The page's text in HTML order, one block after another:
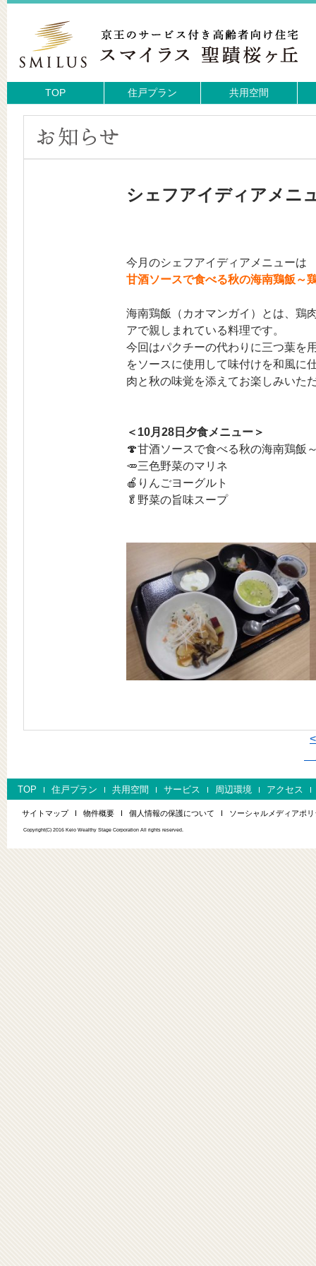
TOP 住戸プラン 共用空間
シェフアイディアメニ
今月のシェフアイディアメニューは
甘酒ソースで食べる秋の海南鶏飯～
海南鶏飯（カオマンガイ）とは、鶏
アで親しまれている料理です。
今回はパクチーの代わりに三つ葉を
をソースに使用して味付けを和風に
肉と秋の味覚を添えてお楽しみいた
＜10月28日夕食メニュー＞
🍄甘酒ソースで食べる秋の海南鶏飯
🥕三色野菜のマリネ
🍎りんごヨーグルト
🥬野菜の旨味スープ
TOP 住戸プラン 共用空間 サービス 周辺環境 アクセス
サイトマップ 物件概要 個人情報の保護について ソーシャルメディアポ
Copyright(C) 2016 Keio Wealthy Stage Corporation All rights reserved.